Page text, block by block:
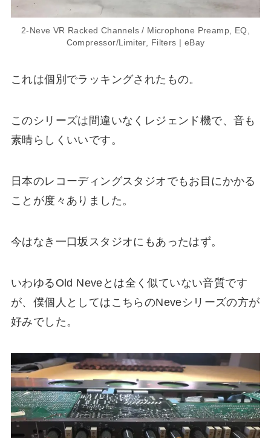
2-Neve VR Racked Channels / Microphone Preamp, EQ,
Compressor/Limiter, Filters | eBay
これは個別でラッキングされたもの。
このシリーズは間違いなくレジェンド機で、音も
素晴らしくいいです。
日本のレコーディングスタジオでもお目にかかる
ことが度々ありました。
今はなき一口坂スタジオにもあったはず。
いわゆるOld Neveとは全く似ていない音質です
が、僕個人としてはこちらのNeveシリーズの方が
好みでした。